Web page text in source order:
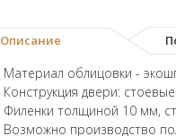
Описание
Материал облицовки -
Конструкция двери:
Филенки толщиной 10 мм,
Возможно производство